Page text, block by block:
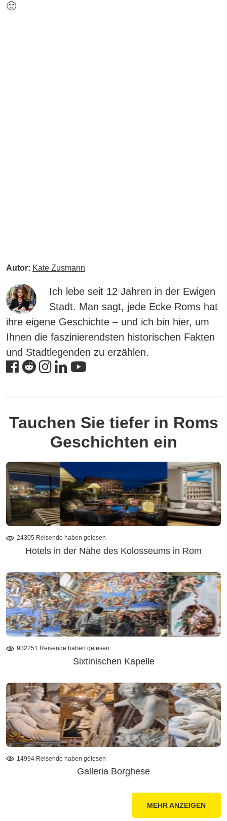
🙂
Autor: Kate Zusmann
Ich lebe seit 12 Jahren in der Ewigen
Stadt. Man sagt, jede Ecke Roms hat
ihre eigene Geschichte – und ich bin hier, um
Ihnen die faszinierendsten historischen Fakten
und Stadtlegenden zu erzählen.
Tauchen Sie tiefer in Roms
Geschichten ein
24305 Reisende haben gelesen
Hotels in der Nähe des Kolosseums in Rom
932251 Reisende haben gelesen
Sixtinischen Kapelle
14994 Reisende haben gelesen
Galleria Borghese
MEHR ANZEIGEN